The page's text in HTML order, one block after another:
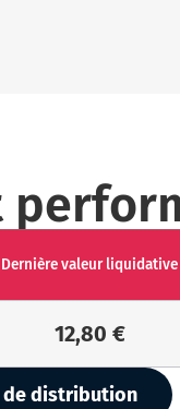
Dernière valeur liquidative
12,80 €
distribution